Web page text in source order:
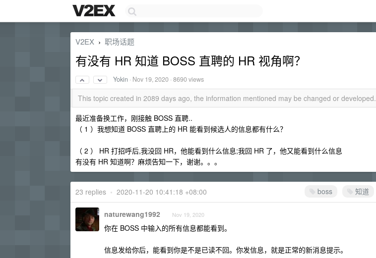
V2EX › 职场话题
有没有 HR 知道 BOSS 直聘的 HR 视角啊？
Yokin · Nov 19, 2020 · 8690 views
This topic created in 2089 days ago, the information mentioned may be changed or developed.
最近准备换工作，刚接触 BOSS 直聘..
（ 1 ）我想知道 BOSS 直聘上的 HR 能看到候选人的信息都有什么？
（ 2 ） HR 打招呼后,我没回 HR，他能看到什么信息;我回 HR 了，他又能看到什么信息
有没有 HR 知道啊？麻烦告知一下，谢谢。。。
boss 知道
23 replies • 2020-11-20 10:41:18 +08:00
naturewang1992 Nov 19, 2020
你在 BOSS 中输入的所有信息都能看到。
信息发给你后，能看到你是不是已读不回。你发信息，就是正常的新消息提示。